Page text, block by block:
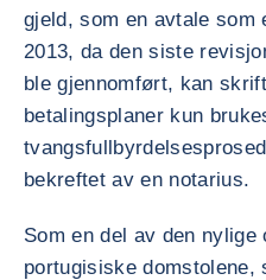
gjeld, som en avtale som
2013, da den siste
ble gjennomført, kan
betalingsplaner kun
bekreftet av en notarius.
Som en del av den
portugisiske domstolene,